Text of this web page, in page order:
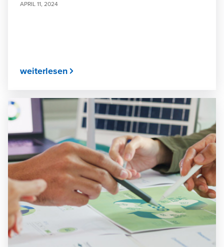
APRIL 11, 2024
weiterlesen